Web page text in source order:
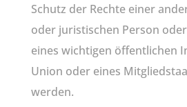
Schutz der Rechte einer
oder juristischen Person
eines wichtigen öffentlichen
Union oder eines
werden.